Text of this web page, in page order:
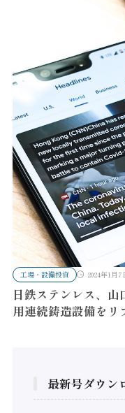
工場・設備投資 2024年1月7
日鉄ステンレス、
用連続鋳造設備をリ
最新号ダウン